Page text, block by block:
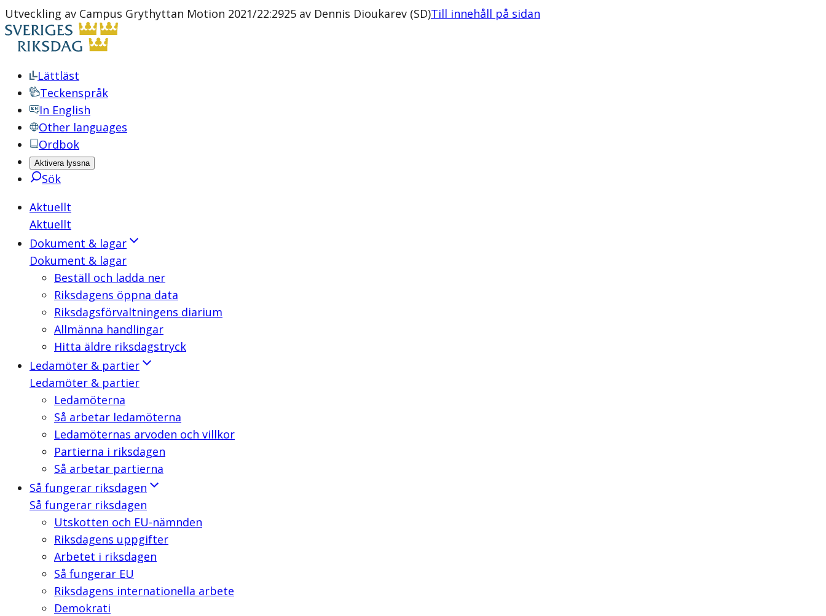
Utveckling av Campus Grythyttan Motion 2021/22:2925 av Dennis Dioukarev (SD)Till innehåll på sidan
Lättläst
Teckenspråk
In English
Other languages
Ordbok
Aktivera lyssna
Sök
Aktuellt
Aktuellt
Dokument & lagar
Dokument & lagar
Beställ och ladda ner
Riksdagens öppna data
Riksdagsförvaltningens diarium
Allmänna handlingar
Hitta äldre riksdagstryck
Ledamöter & partier
Ledamöter & partier
Ledamöterna
Så arbetar ledamöterna
Ledamöternas arvoden och villkor
Partierna i riksdagen
Så arbetar partierna
Så fungerar riksdagen
Så fungerar riksdagen
Utskotten och EU-nämnden
Riksdagens uppgifter
Arbetet i riksdagen
Så fungerar EU
Riksdagens internationella arbete
Demokrati